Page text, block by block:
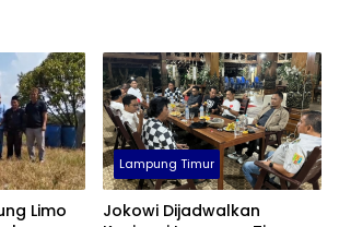
Limo
Lampung Timur
Jokowi Dijadwalkan